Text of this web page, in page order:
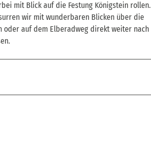
mit Blick auf die Festung Königstein rollen.
wir mit wunderbaren Blicken über die
oder auf dem Elberadweg direkt weiter nach